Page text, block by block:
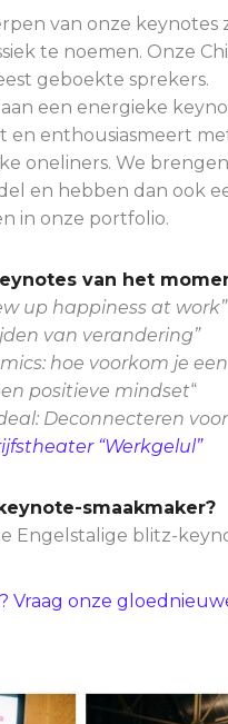
van onze keynotes
te noemen. Onze
geboekte sprekers.
een energieke
en enthousiasmeert
oneliners. We
en hebben dan ook
in onze portfolio.
van het
up happiness at work”
van verandering”
hoe voorkom je
positieve mindset“
Deconnecteren
“Werkgelul”
smaakmaker?
Engelstalige blitz-
Vraag onze